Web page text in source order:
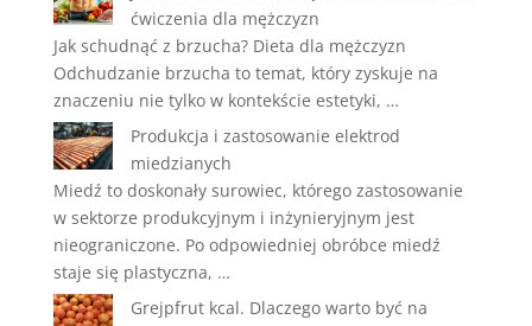
ćwiczenia dla mężczyzn
Jak schudnąć z brzucha? Dieta dla mężczyzn
Odchudzanie brzucha to temat, który zyskuje na
znaczeniu nie tylko w kontekście estetyki, …
Produkcja i zastosowanie elektrod
miedzianych
Miedź to doskonały surowiec, którego zastosowanie
w sektorze produkcyjnym i inżynieryjnym jest
nieograniczone. Po odpowiedniej obróbce miedź
staje się plastyczna, …
Grejpfrut kcal. Dlaczego warto być na